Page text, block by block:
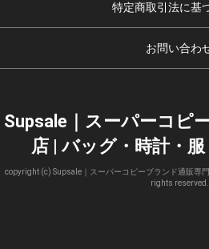
特定商取引法に基
お問い合わ
Supsale｜スーパーコピ
店 | バッグ・時計・服
copyright (c) Supsale｜スーパーコピーブランド通販専
rights reserved.